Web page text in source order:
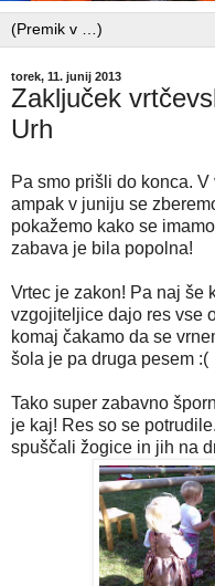
torek, 11. junij 2013
Zaključek
Urh
Pa smo prišli do konca.
ampak v juniju se
pokažemo kako se
zabava je bila popolna!
Vrtec je zakon! Pa naj še
vzgojiteljice dajo res vse
komaj čakamo da se
šola je pa druga pesem :(
Tako super zabavno
je kaj! Res so se
spuščali žogice in jih na